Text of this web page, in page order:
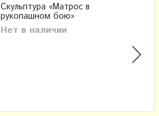
Скульптура «Матрос в
рукопашном бою»
Нет в наличии